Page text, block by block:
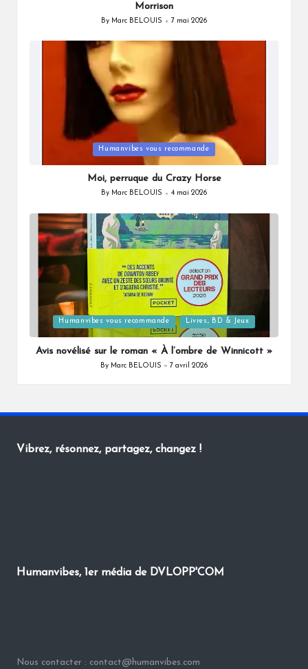
Morrison
Posted
By Marc BELOUIS 7 mai 2026
in
Humanvibes vous recommande
Moi, perruque du Crazy Horse
Posted
By Marc BELOUIS 4 mai 2026
Posted
in
Humanvibes vous recommande Livres, BD & Jeux
Avis novélisé sur le roman « À l’ombre de Winnicott »
Posted
By Marc BELOUIS 7 avril 2026
Vibrez, résonnez, partagez, changez !
Humanvibes, 1er média de DVLOPP'COM
Nous contacter : contact@humanvibes.com